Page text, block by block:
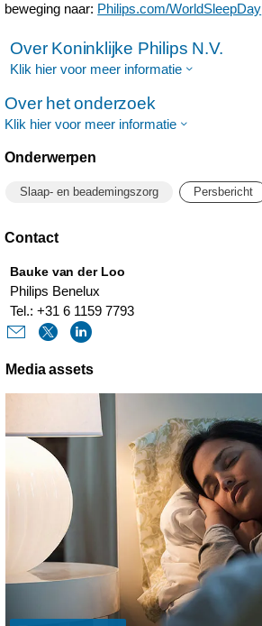
beweging naar: Philips.com/WorldSleepDay
Over Koninklijke Philips N.V.
Klik hier voor meer informatie
Over het onderzoek
Klik hier voor meer informatie
Onderwerpen
Slaap- en beademingszorg Persbericht
Contact
Bauke van der Loo
Philips Benelux
Tel.: +31 6 1159 7793
Media assets